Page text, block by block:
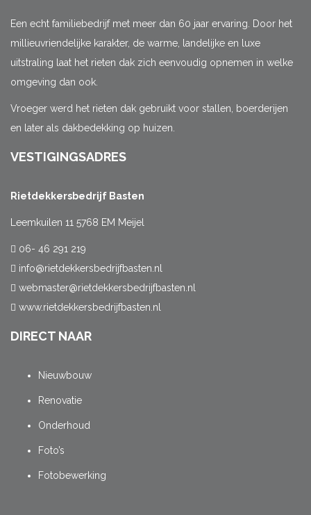
Een echt familiebedrijf met meer dan 60 jaar ervaring. Door het
millieuvriendelijke karakter, de warme, landelijke en luxe
uitstraling laat het rieten dak zich eenvoudig opnemen in welke
omgeving dan ook.
Vroeger werd het rieten dak gebruikt voor stallen, boerderijen
en later als dakbedekking op huizen.
VESTIGINGSADRES
Rietdekkersbedrijf Basten
Leemkuilen 11 5768 EM Meijel
06- 46 291 219
info@rietdekkersbedrijfbasten.nl
webmaster@rietdekkersbedrijfbasten.nl
www.rietdekkersbedrijfbasten.nl
DIRECT NAAR
Nieuwbouw
Renovatie
Onderhoud
Foto’s
Fotobewerking